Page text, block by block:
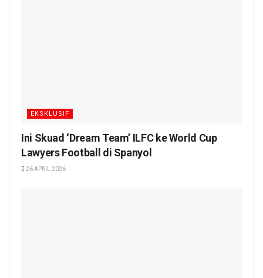
EKSKLUSIF
Ini Skuad ‘Dream Team’ ILFC ke World Cup
Lawyers Football di Spanyol
26 APRIL 2026